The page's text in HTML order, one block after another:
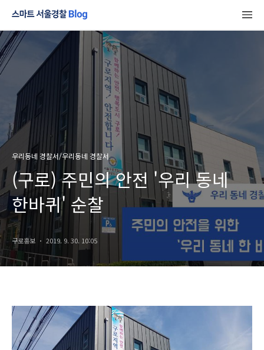
우리동네 경찰서/우리동네 경찰서
(구로) 주민의 안전 '우리 동네
한바퀴' 순찰
구로홍보 2019. 9. 30. 10:05